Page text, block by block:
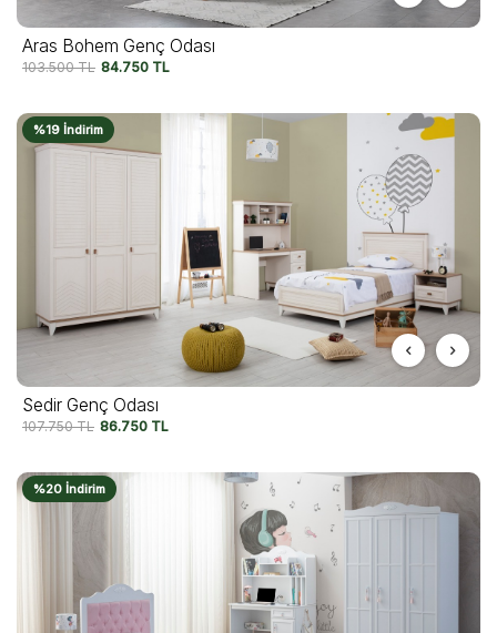
Aras Bohem Genç Odası
103.500TL 84.750 TL
%19 İndirim
Sedir Genç Odası
107.750TL 86.750 TL
%20 İndirim